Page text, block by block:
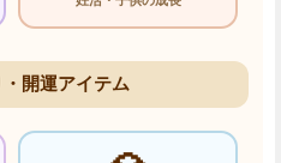
開運アイテム